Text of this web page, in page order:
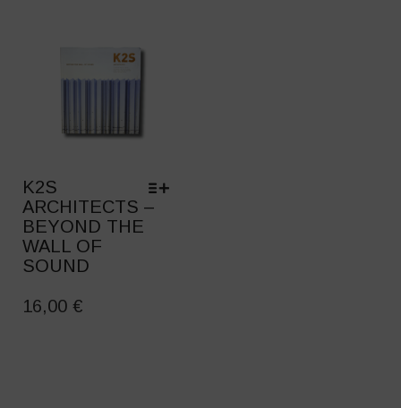
K2S
ARCHITECTS –
BEYOND THE
WALL OF
SOUND
PRODUCT
16,00 €